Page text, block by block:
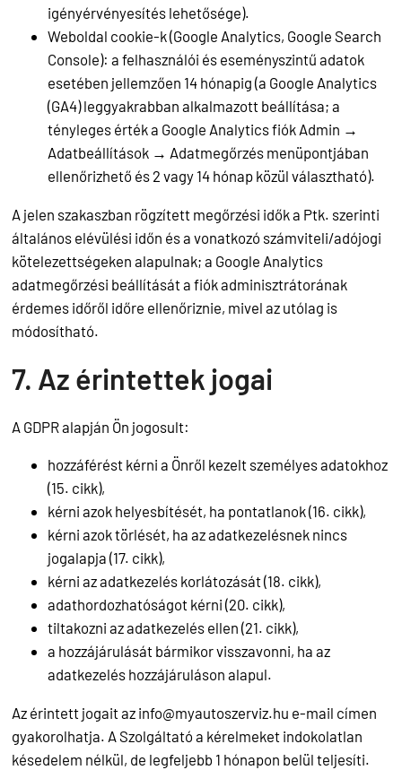
igényérvényesítés lehetősége).
Weboldal cookie-k (Google Analytics, Google Search
Console): a felhasználói és eseményszintű adatok
esetében jellemzően 14 hónapig (a Google Analytics
(GA4) leggyakrabban alkalmazott beállítása; a
tényleges érték a Google Analytics fiók Admin →
Adatbeállítások → Adatmegőrzés menüpontjában
ellenőrizhető és 2 vagy 14 hónap közül választható).
A jelen szakaszban rögzített megőrzési idők a Ptk. szerinti
általános elévülési időn és a vonatkozó számviteli/adójogi
kötelezettségeken alapulnak; a Google Analytics
adatmegőrzési beállítását a fiók adminisztrátorának
érdemes időről időre ellenőriznie, mivel az utólag is
módosítható.
7. Az érintettek jogai
A GDPR alapján Ön jogosult:
hozzáférést kérni a Önről kezelt személyes adatokhoz
(15. cikk),
kérni azok helyesbítését, ha pontatlanok (16. cikk),
kérni azok törlését, ha az adatkezelésnek nincs
jogalapja (17. cikk),
kérni az adatkezelés korlátozását (18. cikk),
adathordozhatóságot kérni (20. cikk),
tiltakozni az adatkezelés ellen (21. cikk),
a hozzájárulását bármikor visszavonni, ha az
adatkezelés hozzájáruláson alapul.
Az érintett jogait az info@myautoszerviz.hu e-mail címen
gyakorolhatja. A Szolgáltató a kérelmeket indokolatlan
késedelem nélkül, de legfeljebb 1 hónapon belül teljesíti.